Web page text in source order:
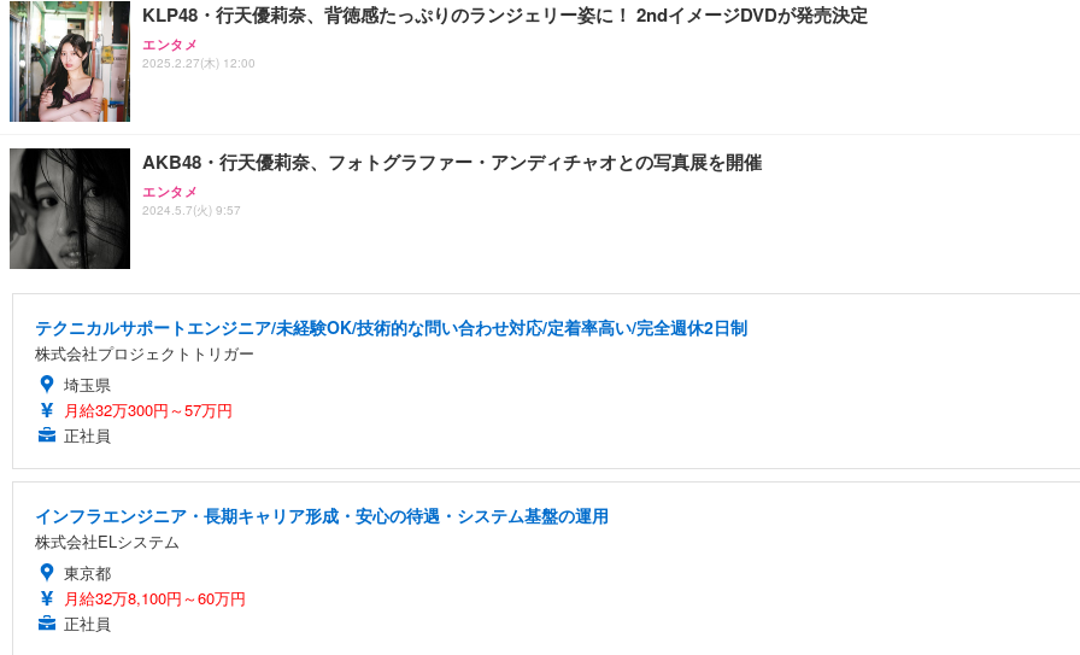
KLP48・行天優莉奈、背徳感たっぷりのランジェリー姿に！ 2ndイメージDVDが発売決定
エンタメ
2025.2.27(木) 12:00
AKB48・行天優莉奈、フォトグラファー・アンディチャオとの写真展を開催
エンタメ
2024.5.7(火) 9:57
テクニカルサポートエンジニア/未経験OK/技術的な問い合わせ対応/定着率高い/完全週休2日制
株式会社プロジェクトトリガー
埼玉県
月給32万300円～57万円
正社員
インフラエンジニア・長期キャリア形成・安心の待遇・システム基盤の運用
株式会社ELシステム
東京都
月給32万8,100円～60万円
正社員